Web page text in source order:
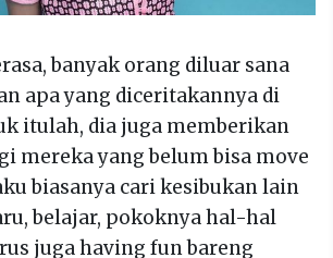
banyak orang diluar sana
apa yang diceritakannya di
itulah, dia juga memberikan
mereka yang belum bisa move
biasanya cari kesibukan lain
belajar, pokoknya hal-hal
juga having fun bareng